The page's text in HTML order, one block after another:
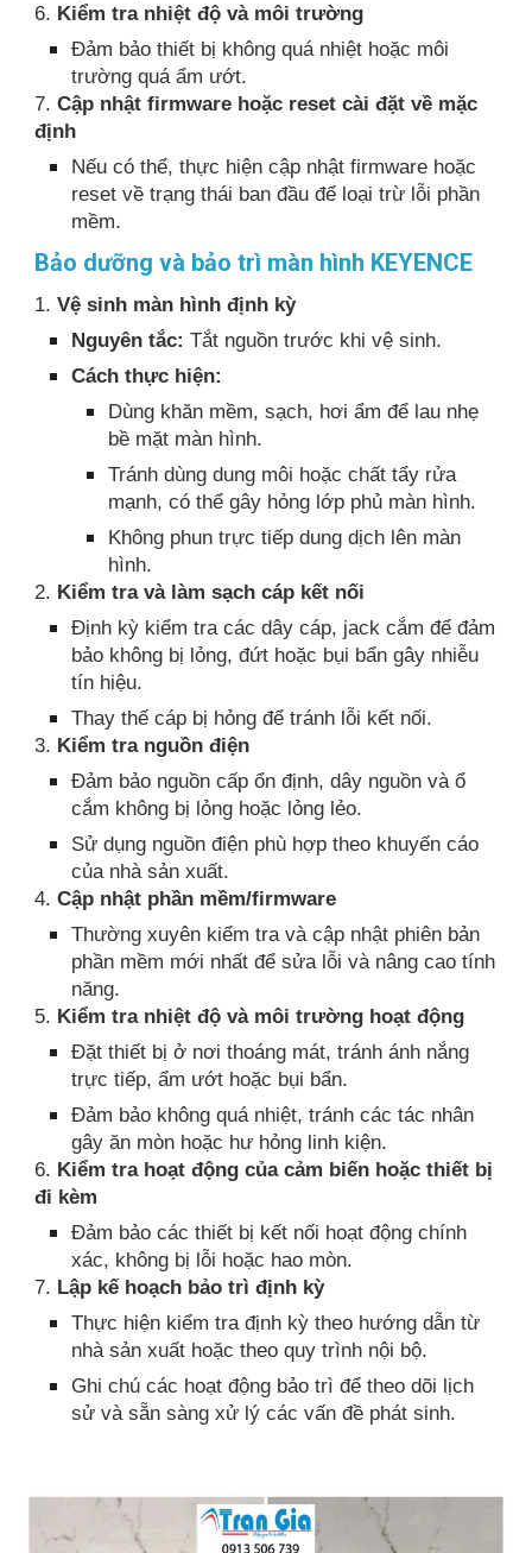
6. Kiểm tra nhiệt độ và môi trường
Đảm bảo thiết bị không quá nhiệt hoặc môi
trường quá ẩm ướt.
7.Cập nhật firmware hoặc reset cài đặt về mặc
định
Nếu có thể, thực hiện cập nhật firmware hoặc
reset về trạng thái ban đầu để loại trừ lỗi phần
mềm.
Bảo dưỡng và bảo trì màn hình KEYENCE
1.Vệ sinh màn hình định kỳ
Nguyên tắc: Tắt nguồn trước khi vệ sinh.
Cách thực hiện:
Dùng khăn mềm, sạch, hơi ẩm để lau nhẹ
bề mặt màn hình.
Tránh dùng dung môi hoặc chất tẩy rửa
mạnh, có thể gây hỏng lớp phủ màn hình.
Không phun trực tiếp dung dịch lên màn
hình.
2. Kiểm tra và làm sạch cáp kết nối
Định kỳ kiểm tra các dây cáp, jack cắm để đảm
bảo không bị lỏng, đứt hoặc bụi bẩn gây nhiễu
tín hiệu.
Thay thế cáp bị hỏng để tránh lỗi kết nối.
3. Kiểm tra nguồn điện
Đảm bảo nguồn cấp ổn định, dây nguồn và ổ
cắm không bị lỏng hoặc lỏng lẻo.
Sử dụng nguồn điện phù hợp theo khuyến cáo
của nhà sản xuất.
4.Cập nhật phần mềm/firmware
Thường xuyên kiểm tra và cập nhật phiên bản
phần mềm mới nhất để sửa lỗi và nâng cao tính
năng.
5. Kiểm tra nhiệt độ và môi trường hoạt động
Đặt thiết bị ở nơi thoáng mát, tránh ánh nắng
trực tiếp, ẩm ướt hoặc bụi bẩn.
Đảm bảo không quá nhiệt, tránh các tác nhân
gây ăn mòn hoặc hư hỏng linh kiện.
6. Kiểm tra hoạt động của cảm biến hoặc thiết bị
đi kèm
Đảm bảo các thiết bị kết nối hoạt động chính
xác, không bị lỗi hoặc hao mòn.
7. Lập kế hoạch bảo trì định kỳ
Thực hiện kiểm tra định kỳ theo hướng dẫn từ
nhà sản xuất hoặc theo quy trình nội bộ.
Ghi chú các hoạt động bảo trì để theo dõi lịch
sử và sẵn sàng xử lý các vấn đề phát sinh.